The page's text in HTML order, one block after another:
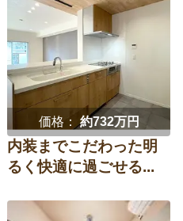
価格：約732万円
内装までこだわった明
るく快適に過ごせる...